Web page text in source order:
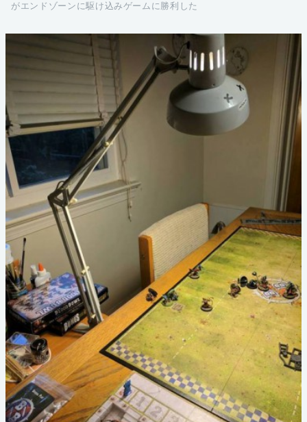
がエンドゾーンに駆け込みゲームに勝利した